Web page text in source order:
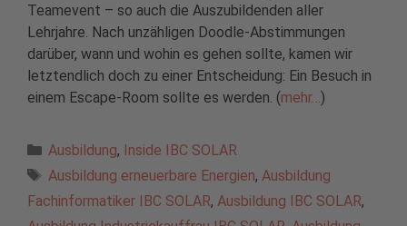
Teamevent – so auch die Auszubildenden aller
Lehrjahre. Nach unzähligen Doodle-Abstimmungen
darüber, wann und wohin es gehen sollte, kamen wir
letztendlich doch zu einer Entscheidung: Ein Besuch in
einem Escape-Room sollte es werden. (mehr… )
Kategorien
Ausbildung, Inside IBC SOLAR
Schlagwörter
Ausbildung erneuerbare Energien, Ausbildung
Fachinformatiker IBC SOLAR, Ausbildung IBC SOLAR,